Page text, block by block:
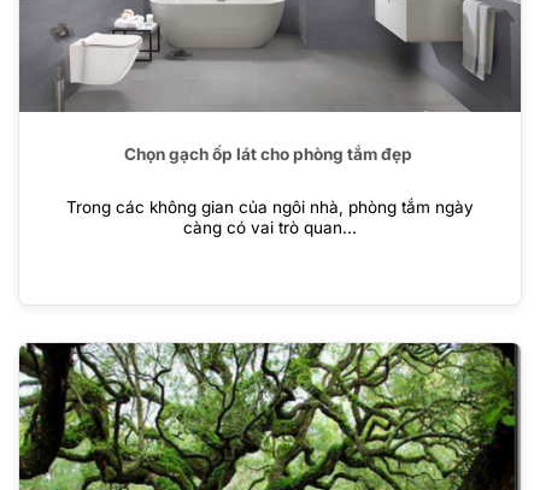
Chọn gạch ốp lát cho phòng tắm đẹp
Trong các không gian của ngôi nhà, phòng tắm ngày
càng có vai trò quan...